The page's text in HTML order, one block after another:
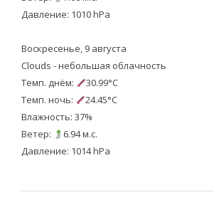
Давление: 1010 hPa
Воскресенье, 9 августа
Clouds - небольшая облачность
Темп. днём:
30.99°C
Темп. ночь:
24.45°C
Влажность: 37%
Ветер:
6.94 м.с.
Давление: 1014 hPa